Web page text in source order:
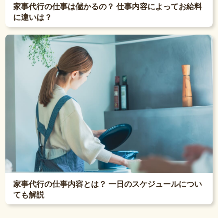
家事代行の仕事は儲かるの？ 仕事内容によってお給料
に違いは？
家事代行の仕事内容とは？ 一日のスケジュールについ
ても解説